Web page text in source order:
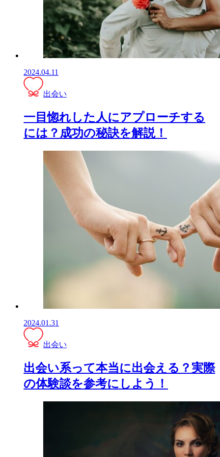
2024.04.11
出会い
一目惚れした人にアプローチする
には？成功の秘訣を解説！
2024.01.31
出会い
出会い系って本当に出会える？実際
の体験談を参考にしよう！